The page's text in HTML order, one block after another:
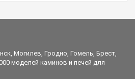
Могилев, Гродно, Гомель, Брест,
моделей каминов и печей для